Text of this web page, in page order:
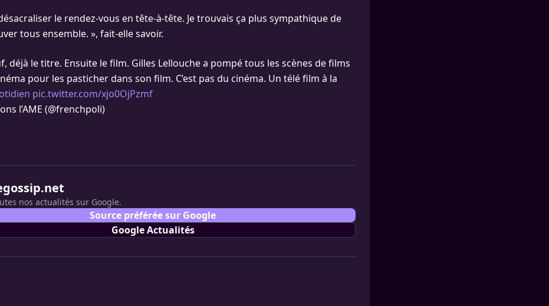
le rendez-vous en tête-à-tête. Je trouvais ça plus sympathique de
tous ensemble. », fait-elle savoir.
déjà le titre. Ensuite le film. Gilles Lellouche a pompé tous les scènes de films
pour les pasticher dans son film. C’est pas du cinéma. Un télé film à la
pic.twitter.com/xjo0OjPzmf
l’AME (@frenchpoli)
nos actualités sur Google.
Source préférée sur Google
Google Actualités